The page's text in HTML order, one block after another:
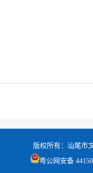
版权所有：汕尾市
粤公网安备